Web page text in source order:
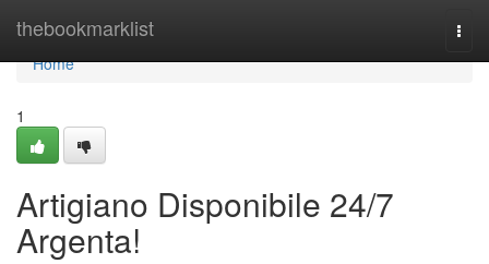
thebookmarklist
Home
Home
1
Artigiano Disponibile 24/7
Argenta!